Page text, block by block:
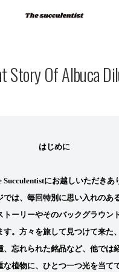
Story Of Albuca
はじめに
Succulentistにお越しいただきあ
では、毎回特別に思い入れのあ
トーリーやそのバックグラウン
す。方々を旅して見つけて来た
、忘れられた銘品など、他では
な植物に、ひとつ一つ光を当て